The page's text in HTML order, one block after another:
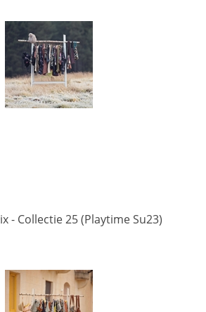
- Collectie 25 (Playtime Su23)